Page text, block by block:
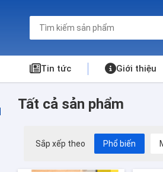
Tin tức Giới thiệu
Tất cả sản phẩm
Sắp xếp theo Phổ biến